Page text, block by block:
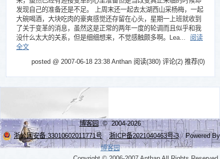
发现自己的准备还是不足。 上周末还一起去太湖西山采杨梅，一起
大碗喝酒，大块吃肉的豪爽感觉还存留在心头，星期一上班就收到
了关于变革的消息，虽然这是正常的两年一度的轮调而且似乎和我
没什么太大的关系，但是细细想来，不觉感触颇多啊。Lea...
阅读
全文
posted @ 2007-06-18 23:38 Anthan 阅读(380) 评论(2) 推荐(0)
博客园© 2004-2026
浙公网安备 33010602011771号
浙ICP备2021040463号-3
Powered By
博客园